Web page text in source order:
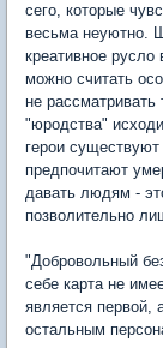
сего, которые
весьма неуютно.
креативное
можно считать
не рассматривать
"юродства"
герои
предпочитают
давать людям -
позволительно
"Добровольный
себе карта не
является первой,
остальным